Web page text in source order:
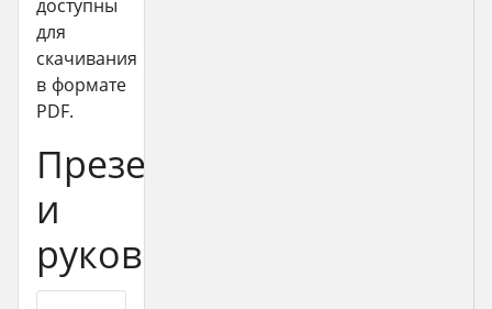
доступны
для
скачивания
в формате
PDF.
Презентации
и
руководства